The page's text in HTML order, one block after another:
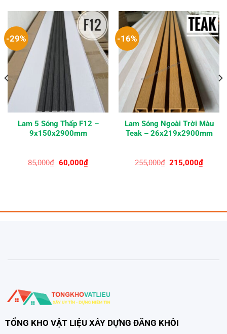
-29%
Lam 5 Sóng Thấp F12 –
9x150x2900mm
85,000₫ Giá
60,000₫Giá
hiện
-16%
Lam Sóng Ngoài Trời Màu
Teak – 26x219x2900mm
255,000₫ Giá
215,000₫Giá
TỔNG KHO VẬT LIỆU XÂY DỰNG ĐĂNG KHÔI